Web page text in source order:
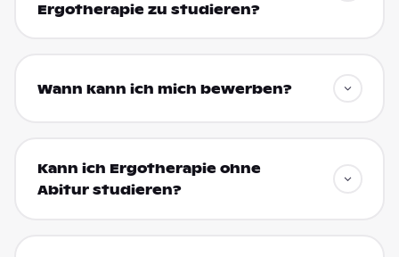
Ergotherapie zu studieren?
Wann kann ich mich bewerben?
Kann ich Ergotherapie ohne
Abitur studieren?